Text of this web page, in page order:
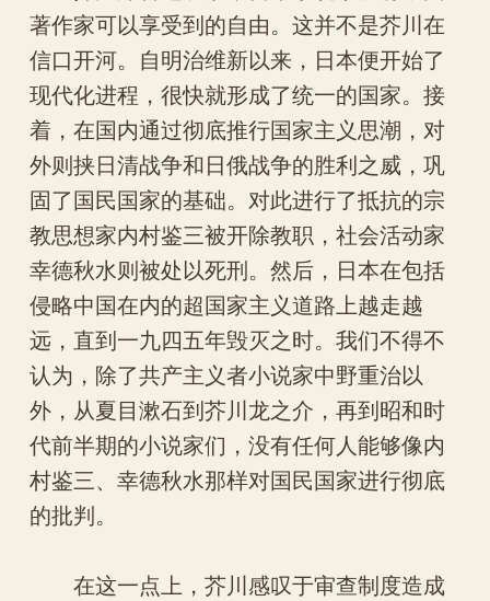
著作家可以享受到的自由。这并不是芥川在
信口开河。自明治维新以来，日本便开始了
现代化进程，很快就形成了统一的国家。接
着，在国内通过彻底推行国家主义思潮，对
外则挟日清战争和日俄战争的胜利之威，巩
固了国民国家的基础。对此进行了抵抗的宗
教思想家内村鉴三被开除教职，社会活动家
幸德秋水则被处以死刑。然后，日本在包括
侵略中国在内的超国家主义道路上越走越
远，直到一九四五年毁灭之时。我们不得不
认为，除了共产主义者小说家中野重治以
外，从夏目漱石到芥川龙之介，再到昭和时
代前半期的小说家们，没有任何人能够像内
村鉴三、幸德秋水那样对国民国家进行彻底
的批判。
在这一点上，芥川感叹于审查制度造成